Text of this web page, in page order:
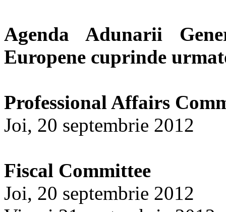
Agenda Adunarii
Europene cuprinde
Professional Affairs
Joi, 20 septembrie 2012
Fiscal Committee
Joi, 20 septembrie 2012